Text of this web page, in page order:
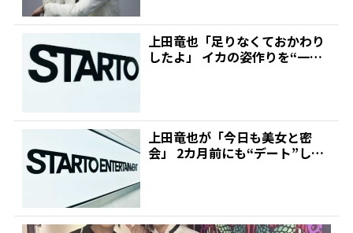
上田竜也「足りなくておかわり
したよ」 イカの姿作りを“一
上田竜也が「今日も美女と密
会」 2カ月前にも“デート”して